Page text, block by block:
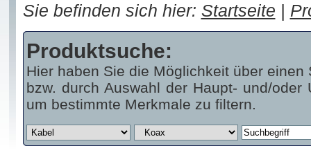
Sie befinden sich hier: Startseite |
Produktsuche:
Hier haben Sie die Möglichkeit über
bzw. durch Auswahl der Haupt- und/
um bestimmte Merkmale zu filtern.